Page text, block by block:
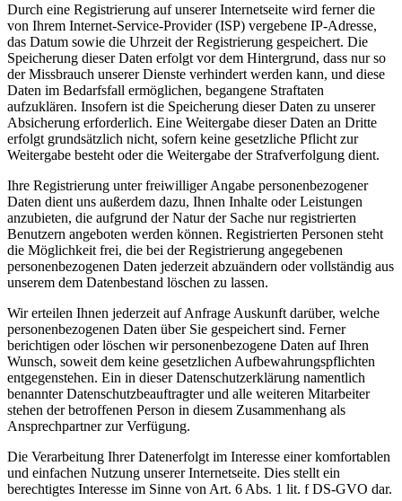
Durch eine Registrierung auf unserer Internetseite wird ferner die
von Ihrem Internet-Service-Provider (ISP) vergebene IP-Adresse,
das Datum sowie die Uhrzeit der Registrierung gespeichert. Die
Speicherung dieser Daten erfolgt vor dem Hintergrund, dass nur so
der Missbrauch unserer Dienste verhindert werden kann, und diese
Daten im Bedarfsfall ermöglichen, begangene Straftaten
aufzuklären. Insofern ist die Speicherung dieser Daten zu unserer
Absicherung erforderlich. Eine Weitergabe dieser Daten an Dritte
erfolgt grundsätzlich nicht, sofern keine gesetzliche Pflicht zur
Weitergabe besteht oder die Weitergabe der Strafverfolgung dient.
Ihre Registrierung unter freiwilliger Angabe personenbezogener
Daten dient uns außerdem dazu, Ihnen Inhalte oder Leistungen
anzubieten, die aufgrund der Natur der Sache nur registrierten
Benutzern angeboten werden können. Registrierten Personen steht
die Möglichkeit frei, die bei der Registrierung angegebenen
personenbezogenen Daten jederzeit abzuändern oder vollständig aus
unserem dem Datenbestand löschen zu lassen.
Wir erteilen Ihnen jederzeit auf Anfrage Auskunft darüber, welche
personenbezogenen Daten über Sie gespeichert sind. Ferner
berichtigen oder löschen wir personenbezogene Daten auf Ihren
Wunsch, soweit dem keine gesetzlichen Aufbewahrungspflichten
entgegenstehen. Ein in dieser Datenschutzerklärung namentlich
benannter Datenschutzbeauftragter und alle weiteren Mitarbeiter
stehen der betroffenen Person in diesem Zusammenhang als
Ansprechpartner zur Verfügung.
Die Verarbeitung Ihrer Datenerfolgt im Interesse einer komfortablen
und einfachen Nutzung unserer Internetseite. Dies stellt ein
berechtigtes Interesse im Sinne von Art. 6 Abs. 1 lit. f DS-GVO dar.